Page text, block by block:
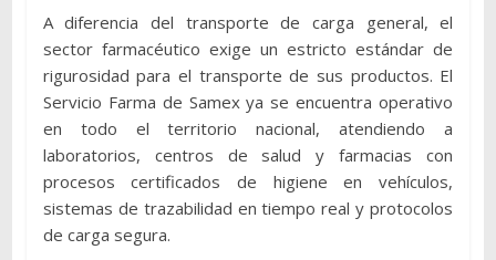
A diferencia del transporte de carga general, el
sector farmacéutico exige un estricto estándar de
rigurosidad para el transporte de sus productos. El
Servicio Farma de Samex ya se encuentra operativo
en todo el territorio nacional, atendiendo a
laboratorios, centros de salud y farmacias con
procesos certificados de higiene en vehículos,
sistemas de trazabilidad en tiempo real y protocolos
de carga segura.